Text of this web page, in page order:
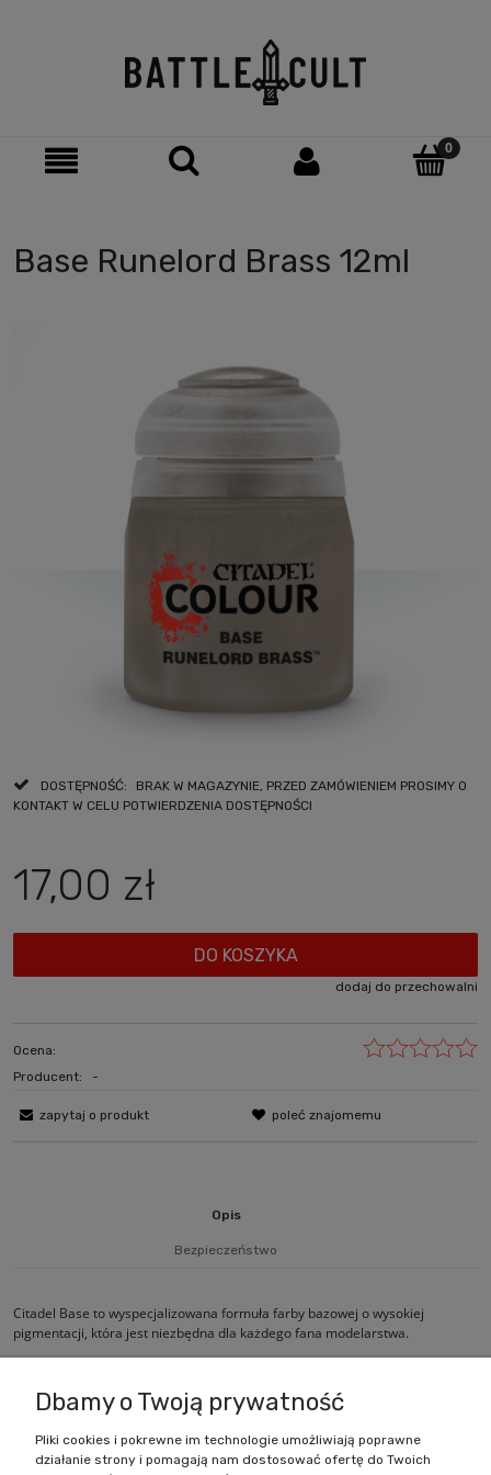
Base Runelord Brass 12ml
DOSTĘPNOŚĆ:
BRAK W MAGAZYNIE, PRZED ZAMÓWIENIEM PROSIMY O
KONTAKT W CELU POTWIERDZENIA DOSTĘPNOŚCI
17,00 zł
DO KOSZYKA
dodaj do przechowalni
Ocena:
Producent:
-
zapytaj o produkt poleć znajomemu
Opis
Bezpieczeństwo
Citadel Base to wyspecjalizowana formuła farby bazowej o wysokiej
pigmentacji, która jest niezbędna dla każdego fana modelarstwa.
Zakupy
Dbamy o Twoją prywatność
Pliki cookies i pokrewne im technologie umożliwiają poprawne
działanie strony i pomagają nam dostosować ofertę do Twoich